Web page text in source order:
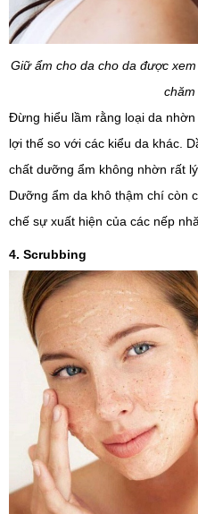
Giữ ẩm cho da cho da được
chăm
Đừng hiểu lầm rằng loại da
lợi thế so với các kiểu da khác.
chất dưỡng ẩm không nhờn rất
Dưỡng ẩm da khô thậm chí còn
chế sự xuất hiện của các nếp
4. Scrubbing